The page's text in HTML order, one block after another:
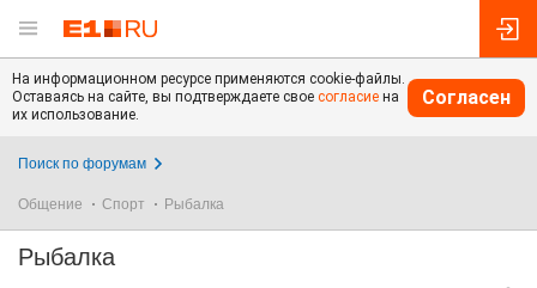
На информационном ресурсе применяются cookie-файлы.
Оставаясь на сайте, вы подтверждаете свое согласие на
их использование.
Согласен
Поиск по форумам
Общение Спорт Рыбалка
Рыбалка